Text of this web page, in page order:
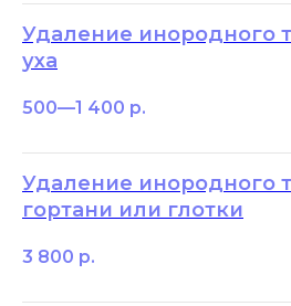
Удаление инородного
уха
500—1 400 р.
Удаление инородного
гортани или глотки
3 800 р.